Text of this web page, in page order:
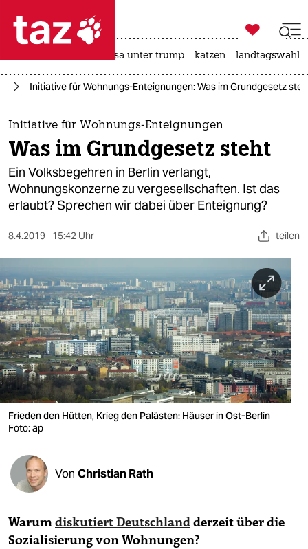
 taz zahl ich
taz zahl ich
themen
politik
öko
gesellschaft
sport
berlin
nord
wahrheit
verlag
verlag
veranstaltungen
shop
unterstützen

taz zahl ich
usa unter trump katzen landtagswahl
Initiative für Wohnungs-Enteignungen: Was im Grundgesetz
Initiative für Wohnungs-Enteignungen
Was im Grundgesetz steht
Ein Volksbegehren in Berlin verlangt,
Wohnungskonzerne zu vergesellschaften. Ist das
erlaubt? Sprechen wir dabei über Enteignung?
8.4.2019 15:42 Uhr teilen
Frieden den Hütten, Krieg den Palästen: Häuser in Ost-Berlin
Foto: ap
Von Christian Rath
Warumdiskutiert Deutschlandderzeit über die
Sozialisierung von Wohnungen?